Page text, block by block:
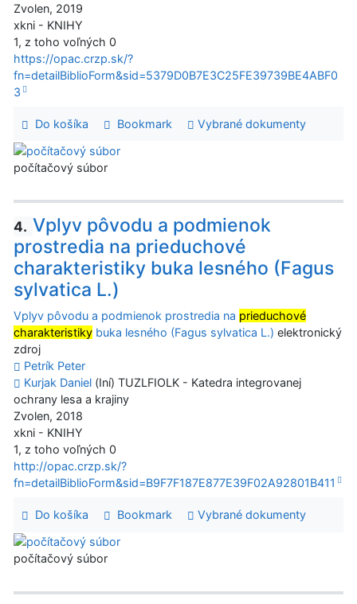
Zvolen, 2019
xkni - KNIHY
1, z toho voľných 0
https://opac.crzp.sk/?
fn=detailBiblioForm&sid=5379D0B7E3C25FE39739BE4ABF0
3
Do košíka Bookmark Vybrané dokumenty
počítačový súbor
4. Vplyv pôvodu a podmienok
prostredia na prieduchové
charakteristiky buka lesného (Fagus
sylvatica L.)
Vplyv pôvodu a podmienok prostredia na prieduchové
charakteristiky buka lesného (Fagus sylvatica L.) elektronický
zdroj
Petrík Peter
Kurjak Daniel (Iní) TUZLFIOLK - Katedra integrovanej
ochrany lesa a krajiny
Zvolen, 2018
xkni - KNIHY
1, z toho voľných 0
http://opac.crzp.sk/?
fn=detailBiblioForm&sid=B9F7F187E877E39F02A92801B411
Do košíka Bookmark Vybrané dokumenty
počítačový súbor